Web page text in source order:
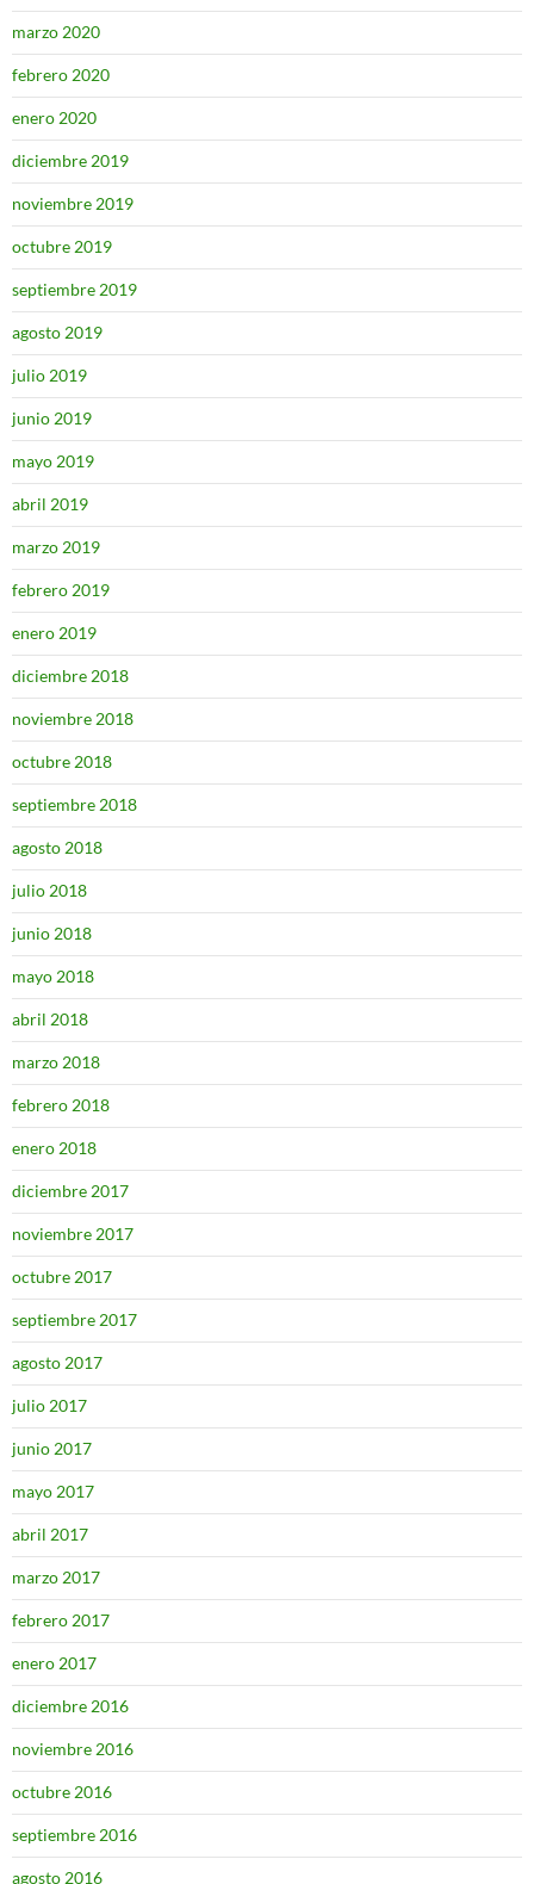
marzo 2020
febrero 2020
enero 2020
diciembre 2019
noviembre 2019
octubre 2019
septiembre 2019
agosto 2019
julio 2019
junio 2019
mayo 2019
abril 2019
marzo 2019
febrero 2019
enero 2019
diciembre 2018
noviembre 2018
octubre 2018
septiembre 2018
agosto 2018
julio 2018
junio 2018
mayo 2018
abril 2018
marzo 2018
febrero 2018
enero 2018
diciembre 2017
noviembre 2017
octubre 2017
septiembre 2017
agosto 2017
julio 2017
junio 2017
mayo 2017
abril 2017
marzo 2017
febrero 2017
enero 2017
diciembre 2016
noviembre 2016
octubre 2016
septiembre 2016
agosto 2016